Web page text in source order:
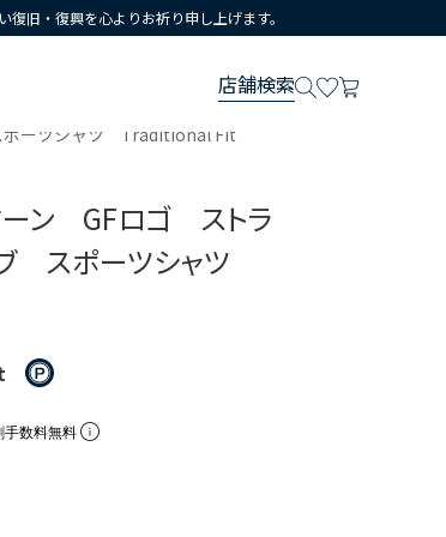
旧・復興を心よりお祈り申し上げます。
店舗検索
ーツシャツ Traditional Fit
ーン GFロゴ ストラ
スポーツシャツ
手数料無料